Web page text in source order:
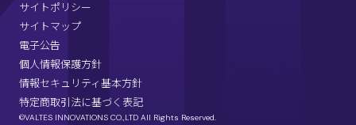
サイトポリシー
サイトマップ
電子公告
個人情報保護方針
情報セキュリティ基本方針
特定商取引法に基づく表記
©VALTES INNOVATIONS CO.,LTD All Rights Reserved.